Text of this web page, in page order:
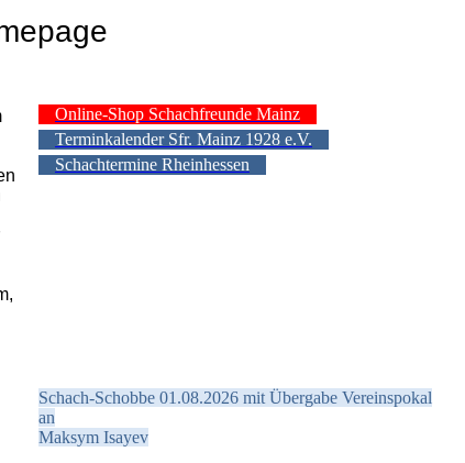
Online-Shop Schachfreunde Mainz
Terminkalender Sfr. Mainz 1928 e.V.
Schachtermine Rheinhessen
Schach-Schobbe 01.08.2026 mit Übergabe Vereinspokal
an
Maksym Isayev